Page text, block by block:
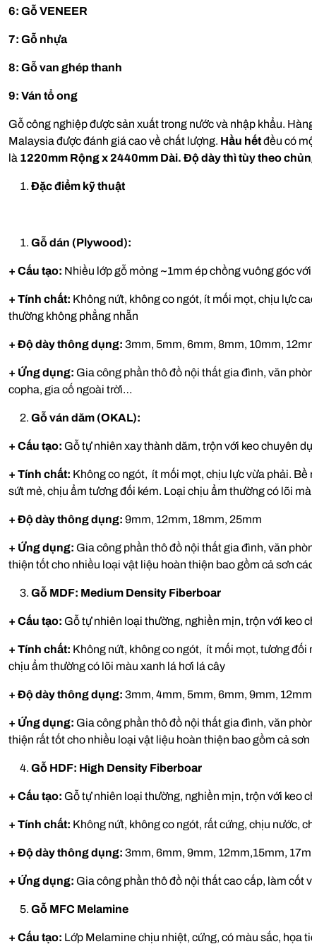
6: Gỗ VENEER
7: Gỗ nhựa
8: Gỗ van ghép thanh
9: Ván tổ ong
Gỗ công nghiệp được sản xuất trong nước và nhập khẩu.
Malaysia được đánh giá cao về chất lượng. Hầu hếtđều có
là 1220mm Rộng x 2440mm Dài. Độ dày thì tùy theo
Đặc điểm kỹ thuật
Gỗ dán (Plywood):
+ Cấu tạo: Nhiều lớp gỗ mỏng ~1mm ép chồng vuông góc
+ Tính chất: Không nứt, không co ngót, ít mối mọt, chịu lực
thường không phẳng nhẵn
+ Độ dày thông dụng: 3mm, 5mm, 6mm, 8mm, 10mm,
+ Ứng dụng: Gia công phần thô đồ nội thất gia đình, văn
copha, gia cố ngoài trời…
Gỗ ván dăm (OKAL):
+ Cấu tạo: Gỗ tự nhiên xay thành dăm, trộn với keo chuyên
+ Tính chất: Không co ngót, ít mối mọt, chịu lực vừa phải.
sứt mẻ, chịu ẩm tương đối kém. Loại chịu ẩm thường có lõi
+ Độ dày thông dụng: 9mm, 12mm, 18mm, 25mm
+ Ứng dụng: Gia công phần thô đồ nội thất gia đình, văn
thiện tốt cho nhiều loại vật liệu hoàn thiện bao gồm cả sơn
Gỗ MDF: Medium Density Fiberboar
+ Cấu tạo: Gỗ tự nhiên loại thường, nghiền mịn, trộn với keo
+ Tính chất: Không nứt, không co ngót, ít mối mọt, tương
chịu ẩm thường có lõi màu xanh lá hơi lá cây
+ Độ dày thông dụng: 3mm, 4mm, 5mm, 6mm, 9mm,
+ Ứng dụng: Gia công phần thô đồ nội thất gia đình, văn
thiện rất tốt cho nhiều loại vật liệu hoàn thiện bao gồm cả sơn
Gỗ HDF: High Density Fiberboar
+ Cấu tạo: Gỗ tự nhiên loại thường, nghiền mịn, trộn với keo
+ Tính chất: Không nứt, không co ngót, rất cứng, chịu nước,
+ Độ dày thông dụng: 3mm, 6mm, 9mm, 12mm,15mm,
+ Ứng dụng: Gia công phần thô đồ nội thất cao cấp, làm cốt
Gỗ MFC Melamine
+ Cấu tạo: Lớp Melamine chịu nhiệt, cứng, có màu sắc, họa